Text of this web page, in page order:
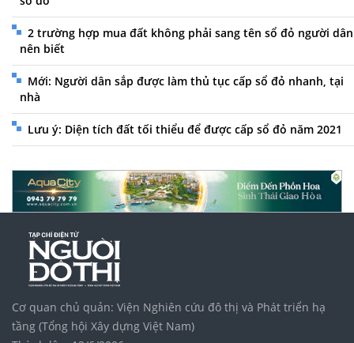
2 trường hợp mua đất không phải sang tên sổ đỏ người dân
nên biết
Mới: Người dân sắp được làm thủ tục cấp sổ đỏ nhanh, tại
nhà
Lưu ý: Diện tích đất tối thiểu để được cấp sổ đỏ năm 2021
Cơ quan chủ quản: Viện Nghiên cứu đô thị và Phát triển hạ
tầng (Tổng hội Xây dựng Việt Nam)